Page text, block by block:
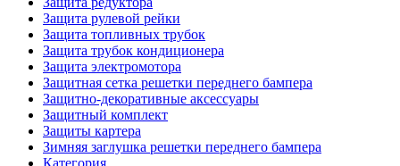
Защита рулевой рейки
Защита топливных трубок
Защита трубок кондиционера
Защита электромотора
Защитная сетка решетки переднего бампера
Защитно-декоративные аксессуары
Защитный комплект
Защиты картера
Зимняя заглушка решетки переднего бампера
Категория